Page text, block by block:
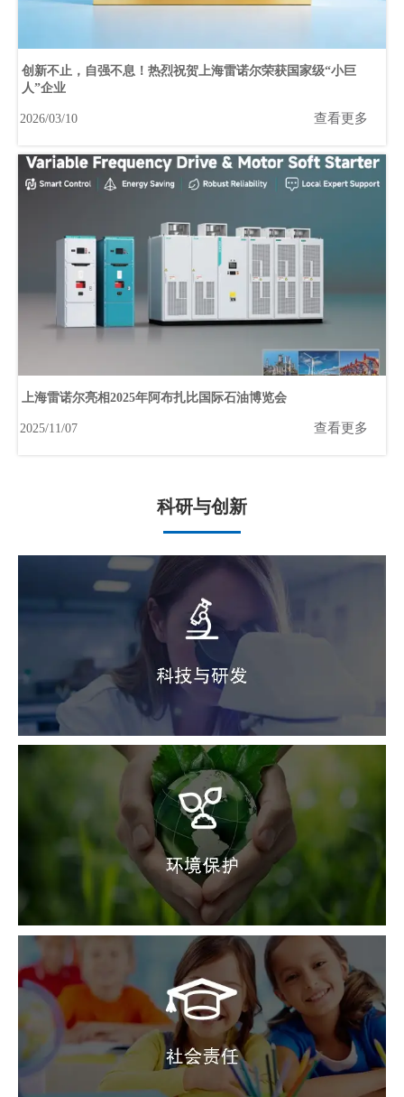
创新不止，自强不息！热烈祝贺上海雷诺尔荣获国家级“小巨
人”企业
2026/03/10 查看更多
上海雷诺尔亮相2025年阿布扎比国际石油博览会
2025/11/07 查看更多
科研与创新